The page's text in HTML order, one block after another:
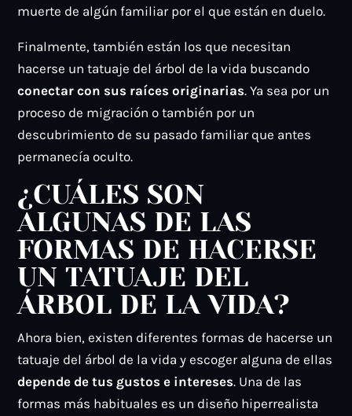
muerte de algún familiar por el que están en duelo.
Finalmente, también están los que necesitan
hacerse un tatuaje del árbol de la vida buscando
conectar con sus raíces originarias. Ya sea por un
proceso de migración o también por un
descubrimiento de su pasado familiar que antes
permanecía oculto.
¿CUÁLES SON
ALGUNAS DE LAS
FORMAS DE HACERSE
UN TATUAJE DEL
ÁRBOL DE LA VIDA?
Ahora bien, existen diferentes formas de hacerse un
tatuaje del árbol de la vida y escoger alguna de ellas
depende de tus gustos e intereses. Una de las
formas más habituales es un diseño hiperrealista